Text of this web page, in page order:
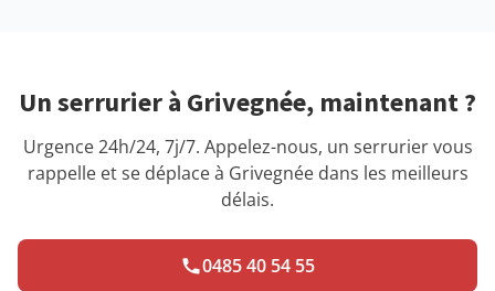
Un serrurier à Grivegnée, maintenant ?
Urgence 24h/24, 7j/7. Appelez-nous, un serrurier vous
rappelle et se déplace à Grivegnée dans les meilleurs
délais.
0485 40 54 55